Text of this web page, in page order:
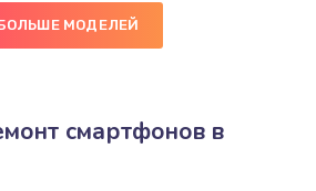
крышки телефона
224 руб.
корпуса телефона
МОДЕЛЕЙ
смартфонов в